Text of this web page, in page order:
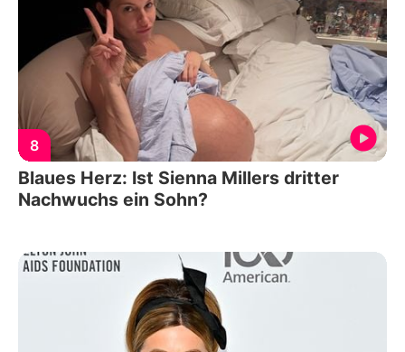
8
Blaues Herz: Ist Sienna Millers dritter
Nachwuchs ein Sohn?